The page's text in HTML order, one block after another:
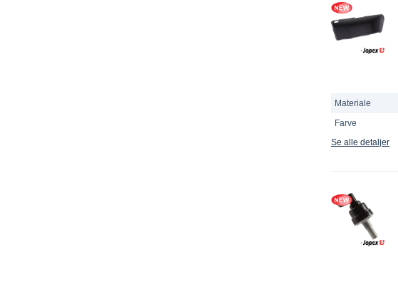
Materiale
Farve
Se alle detaljer